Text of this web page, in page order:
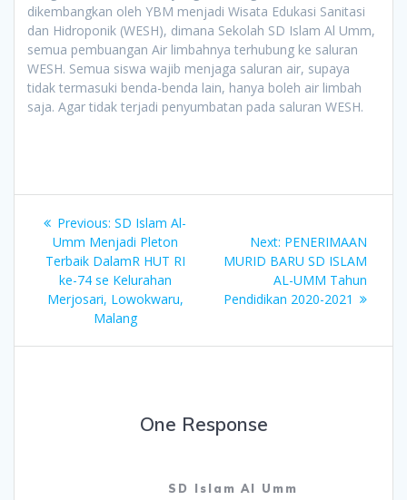
dikembangkan oleh YBM menjadi Wisata Edukasi Sanitasi
dan Hidroponik (WESH), dimana Sekolah SD Islam Al Umm,
semua pembuangan Air limbahnya terhubung ke saluran
WESH. Semua siswa wajib menjaga saluran air, supaya
tidak termasuki benda-benda lain, hanya boleh air limbah
saja. Agar tidak terjadi penyumbatan pada saluran WESH.
Post
navigation
Previous: Previous
post:
SD Islam Al-
Umm Menjadi Pleton
Terbaik DalamR HUT RI
ke-74 se Kelurahan
Merjosari, Lowokwaru,
Malang
Next: Next
post:
PENERIMAAN
MURID BARU SD ISLAM
AL-UMM Tahun
Pendidikan 2020-2021
One Response
SD Islam Al Umm